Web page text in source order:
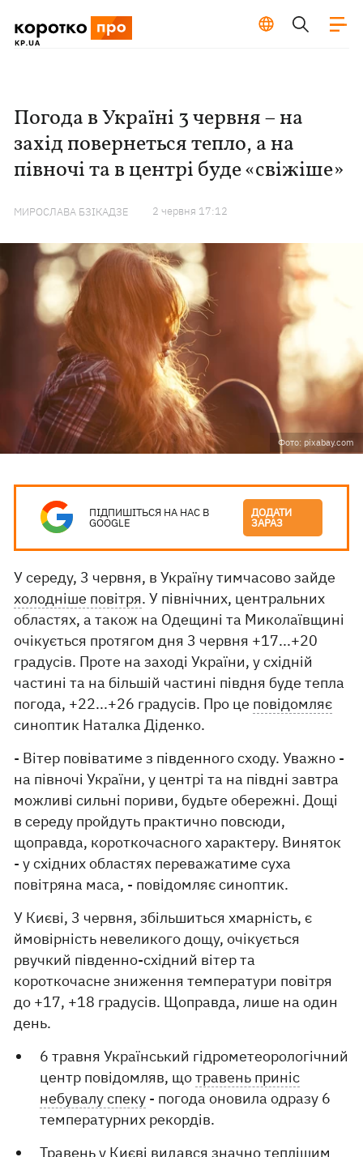
Погода в Україні 3 червня – на
захід повернеться тепло, а на
півночі та в центрі буде «свіжіше»
МИРОСЛАВА БЗІКАДЗЕ 2 червня 17:12
Фото: pixabay.com
ПІДПИШІТЬСЯ НА НАС В
GOOGLE
ДОДАТИ
ЗАРАЗ
У середу, 3 червня, в Україну тимчасово зайде
холодніше повітря. У північних, центральних
областях, а також на Одещині та Миколаївщині
очікується протягом дня 3 червня +17...+20
градусів. Проте на заході України, у східній
частині та на більшій частині півдня буде тепла
погода, +22...+26 градусів. Про це повідомляє
синоптик Наталка Діденко.
- Вітер повіватиме з південного сходу. Уважно -
на півночі України, у центрі та на півдні завтра
можливі сильні пориви, будьте обережні. Дощі
в середу пройдуть практично повсюди,
щоправда, короткочасного характеру. Виняток
- у східних областях переважатиме суха
повітряна маса, - повідомляє синоптик.
У Києві, 3 червня, збільшиться хмарність, є
ймовірність невеликого дощу, очікується
рвучкий південно-східний вітер та
короткочасне зниження температури повітря
до +17, +18 градусів. Щоправда, лише на один
день.
6 травня Український гідрометеорологічний
центр повідомляв, щотравень приніс
небувалу спеку - погода оновила одразу 6
температурних рекордів.
Травень у Києві видався значно теплішим